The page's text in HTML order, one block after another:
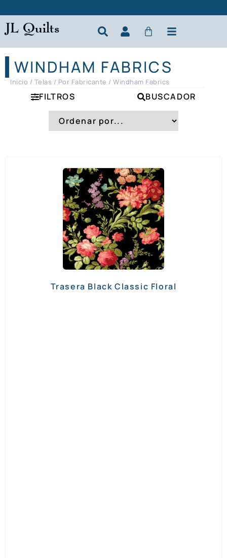
JL Quilts
WINDHAM FABRICS
Inicio / Telas / Por Fabricante / Windham Fabrics
FILTROS BUSCADOR
Trasera Black Classic Floral